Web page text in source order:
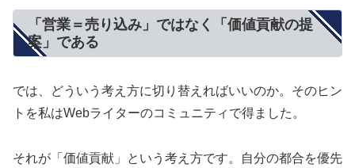
「営業＝売り込み」ではなく「価値貢献の提
案」である
では、どういう考え方に切り替えればいいのか。そのヒン
トを私はWebライターのコミュニティで得ました。
それが「価値貢献」という考え方です。自分の都合を優先